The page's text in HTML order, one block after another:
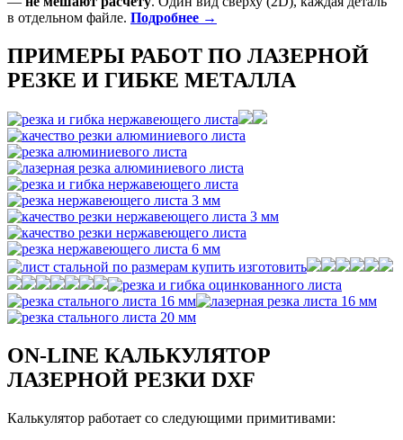
в отдельном файле. Подробнее →
ПРИМЕРЫ РАБОТ ПО ЛАЗЕРНОЙ
РЕЗКЕ И ГИБКЕ МЕТАЛЛА
ON-LINE КАЛЬКУЛЯТОР
ЛАЗЕРНОЙ РЕЗКИ DXF
Калькулятор работает со следующими примитивами: